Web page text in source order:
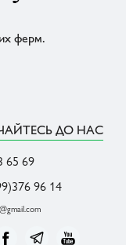
ферм.
ДО НАС
65 69
96 14